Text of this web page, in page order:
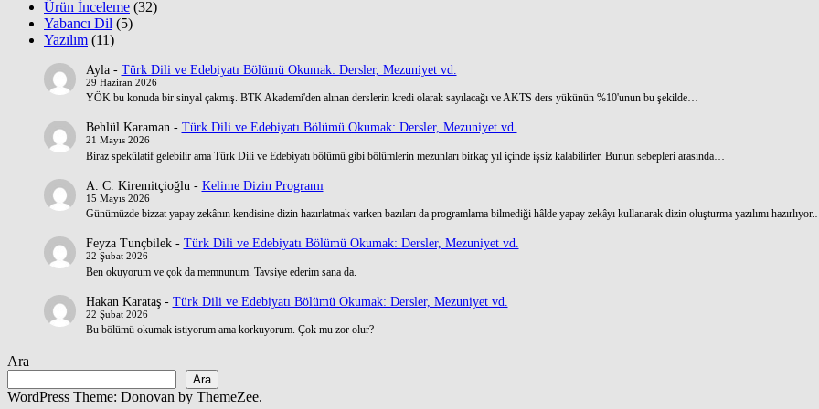
Ürün İnceleme (32)
Yabancı Dil (5)
Yazılım (11)
Ayla- Türk Dili ve Edebiyatı Bölümü Okumak: Dersler, Mezuniyet vd.
29 Haziran 2026
YÖK bu konuda bir sinyal çakmış. BTK Akademi'den alınan derslerin kredi olarak sayılacağı ve AKTS ders yükünün %10'unun bu şekilde…
Behlül Karaman- Türk Dili ve Edebiyatı Bölümü Okumak: Dersler, Mezuniyet vd.
21 Mayıs 2026
Biraz spekülatif gelebilir ama Türk Dili ve Edebiyatı bölümü gibi bölümlerin mezunları birkaç yıl içinde işsiz kalabilirler. Bunun sebepleri arasında…
A. C. Kiremitçioğlu - Kelime Dizin Programı
15 Mayıs 2026
Günümüzde bizzat yapay zekânın kendisine dizin hazırlatmak varken bazıları da programlama bilmediği hâlde yapay zekâyı kullanarak dizin oluşturma yazılımı
Feyza Tunçbilek- Türk Dili ve Edebiyatı Bölümü Okumak: Dersler, Mezuniyet vd.
22 Şubat 2026
Ben okuyorum ve çok da memnunum. Tavsiye ederim sana da.
Hakan Karataş- Türk Dili ve Edebiyatı Bölümü Okumak: Dersler, Mezuniyet vd.
22 Şubat 2026
Bu bölümü okumak istiyorum ama korkuyorum. Çok mu zor olur?
Ara
Ara
WordPress Theme: Donovan by ThemeZee.